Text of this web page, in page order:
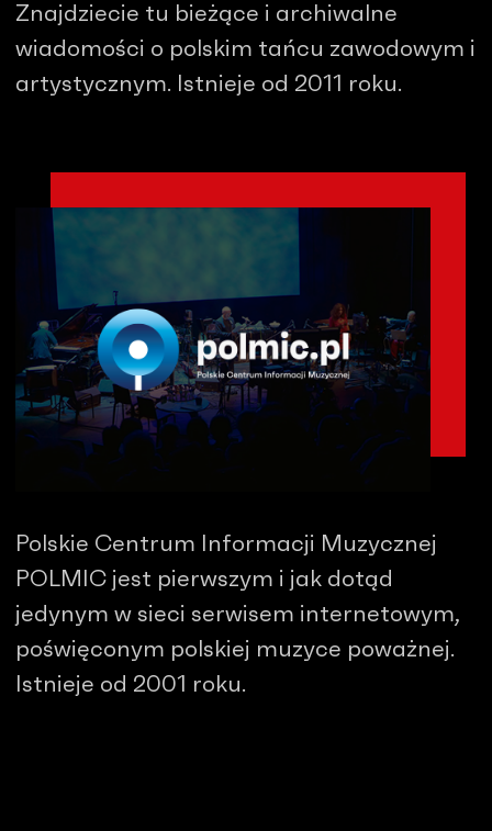
Znajdziecie tu bieżące i archiwalne
wiadomości o polskim tańcu zawodowym i
artystycznym. Istnieje od 2011 roku.
Polskie Centrum Informacji Muzycznej
POLMIC jest pierwszym i jak dotąd
jedynym w sieci serwisem internetowym,
poświęconym polskiej muzyce poważnej.
Istnieje od 2001 roku.